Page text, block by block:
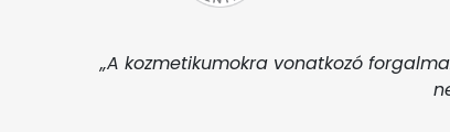
„A kozmetikumokra vonatkozó